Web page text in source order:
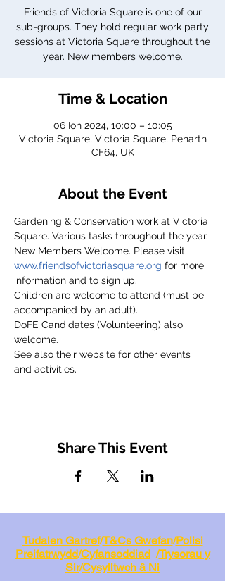
Friends of Victoria Square is one of our
sub-groups. They hold regular work party
sessions at Victoria Square throughout the
year. New members welcome.
Time & Location
06 Ion 2024, 10:00 – 10:05
Victoria Square, Victoria Square, Penarth
CF64, UK
About the Event
Gardening & Conservation work at Victoria
Square. Various tasks throughout the year.
New Members Welcome. Please visit
www.friendsofvictoriasquare.org for more
information and to sign up.
Children are welcome to attend (must be
accompanied by an adult).
DoFE Candidates (Volunteering) also
welcome.
See also their website for other events
and activities.
Share This Event
Tudalen Gartref/T&Cs Gwefan/Polisi
Preifatrwydd/Cyfansoddiad/Trysorau y
Sir/Cysylltwch â Ni